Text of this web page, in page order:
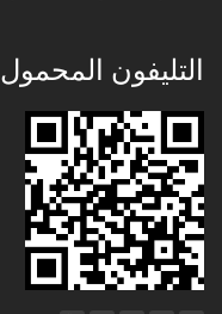
التليفون المحمول